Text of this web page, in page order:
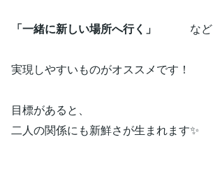
「一緒に新しい場所へ行く」 など
実現しやすいものがオススメです！
目標があると、
二人の関係にも新鮮さが生まれます✨